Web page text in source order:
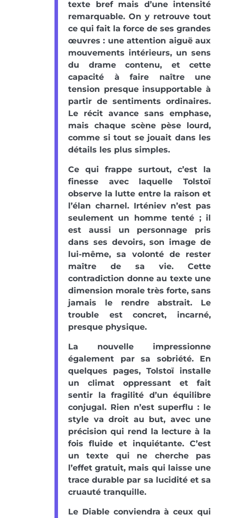
texte bref mais d’une intensité
remarquable. On y retrouve tout
ce qui fait la force de ses grandes
œuvres : une attention aiguë aux
mouvements intérieurs, un sens
du drame contenu, et cette
capacité à faire naître une
tension presque insupportable à
partir de sentiments ordinaires.
Le récit avance sans emphase,
mais chaque scène pèse lourd,
comme si tout se jouait dans les
détails les plus simples.
Ce qui frappe surtout, c’est la
finesse avec laquelle Tolstoï
observe la lutte entre la raison et
l’élan charnel. Irténiev n’est pas
seulement un homme tenté ; il
est aussi un personnage pris
dans ses devoirs, son image de
lui-même, sa volonté de rester
maître de sa vie. Cette
contradiction donne au texte une
dimension morale très forte, sans
jamais le rendre abstrait. Le
trouble est concret, incarné,
presque physique.
La nouvelle impressionne
également par sa sobriété. En
quelques pages, Tolstoï installe
un climat oppressant et fait
sentir la fragilité d’un équilibre
conjugal. Rien n’est superflu : le
style va droit au but, avec une
précision qui rend la lecture à la
fois fluide et inquiétante. C’est
un texte qui ne cherche pas
l’effet gratuit, mais qui laisse une
trace durable par sa lucidité et sa
cruauté tranquille.
Le Diable conviendra à ceux qui